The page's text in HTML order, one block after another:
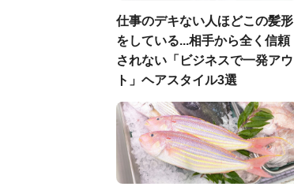
仕事のデキない人ほどこの髪形
をしている...相手から全く信頼
されない「ビジネスで一発アウ
ト」ヘアスタイル3選